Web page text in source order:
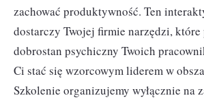
zachować produktywność. Ten
dostarczy Twojej firmie narzędzi, które
dobrostan psychiczny Twoich
Ci stać się wzorcowym liderem w
Szkolenie organizujemy wyłącznie na